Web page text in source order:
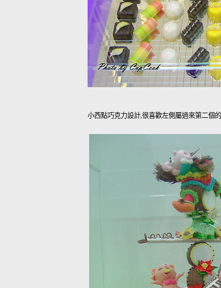
小西點巧克力設計,很喜歡左側屬過來第二個